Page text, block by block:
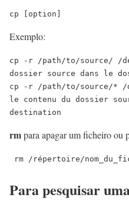
cp [option]
Exemplo:
cp -r /path/to/source/ /
dossier source dans le
cp -r /path/to/source/* /
le contenu du dossier
destination
rmpara apagar um ficheiro ou
rm /répertoire/
Para pesquisar